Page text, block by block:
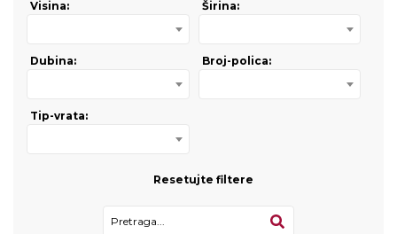
Visina: Širina:
Dubina: Broj-polica:
Tip-vrata:
Resetujte filtere